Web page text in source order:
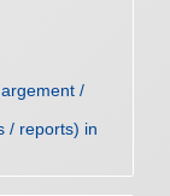
/
/ reports) in